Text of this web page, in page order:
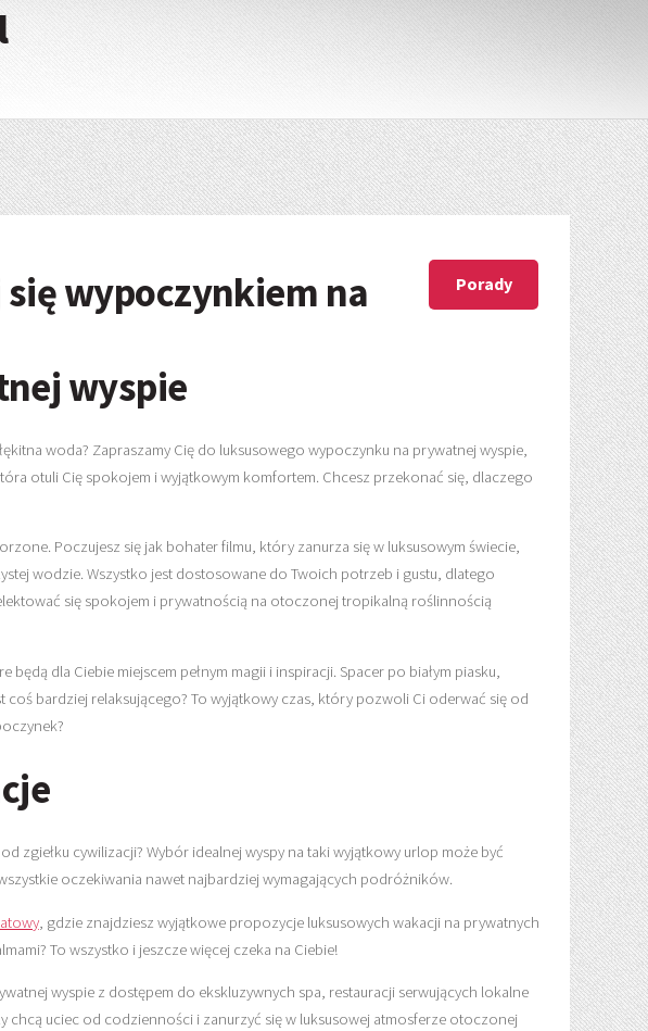
Porady
wypoczynkiem na
wyspie
woda? Zapraszamy Cię do luksusowego wypoczynku na prywatnej wyspie,
otuli Cię spokojem i wyjątkowym komfortem. Chcesz przekonać się, dlaczego
Poczujesz się jak bohater filmu, który zanurza się w luksusowym świecie,
wodzie. Wszystko jest dostosowane do Twoich potrzeb i gustu, dlatego
się spokojem i prywatnością na otoczonej tropikalną roślinnością
dla Ciebie miejscem pełnym magii i inspiracji. Spacer po białym piasku,
bardziej relaksującego? To wyjątkowy czas, który pozwoli Ci oderwać się od
zgiełku cywilizacji? Wybór idealnej wyspy na taki wyjątkowy urlop może być
oczekiwania nawet najbardziej wymagających podróżników.
, gdzie znajdziesz wyjątkowe propozycje luksusowych wakacji na prywatnych
To wszystko i jeszcze więcej czeka na Ciebie!
wyspie z dostępem do ekskluzywnych spa, restauracji serwujących lokalne
chcą uciec od codzienności i zanurzyć się w luksusowej atmosferze otoczonej